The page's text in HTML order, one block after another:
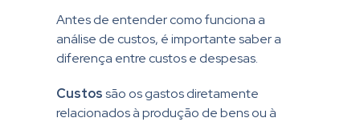
Antes de entender como funciona a
análise de custos, é importante saber a
diferença entre custos e despesas.
Custossão os gastos diretamente
relacionados à produção de bens ou à